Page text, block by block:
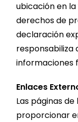
ubicación en
derechos de
declaración
responsabiliza
informaciones
Enlaces
Las páginas
proporcionar